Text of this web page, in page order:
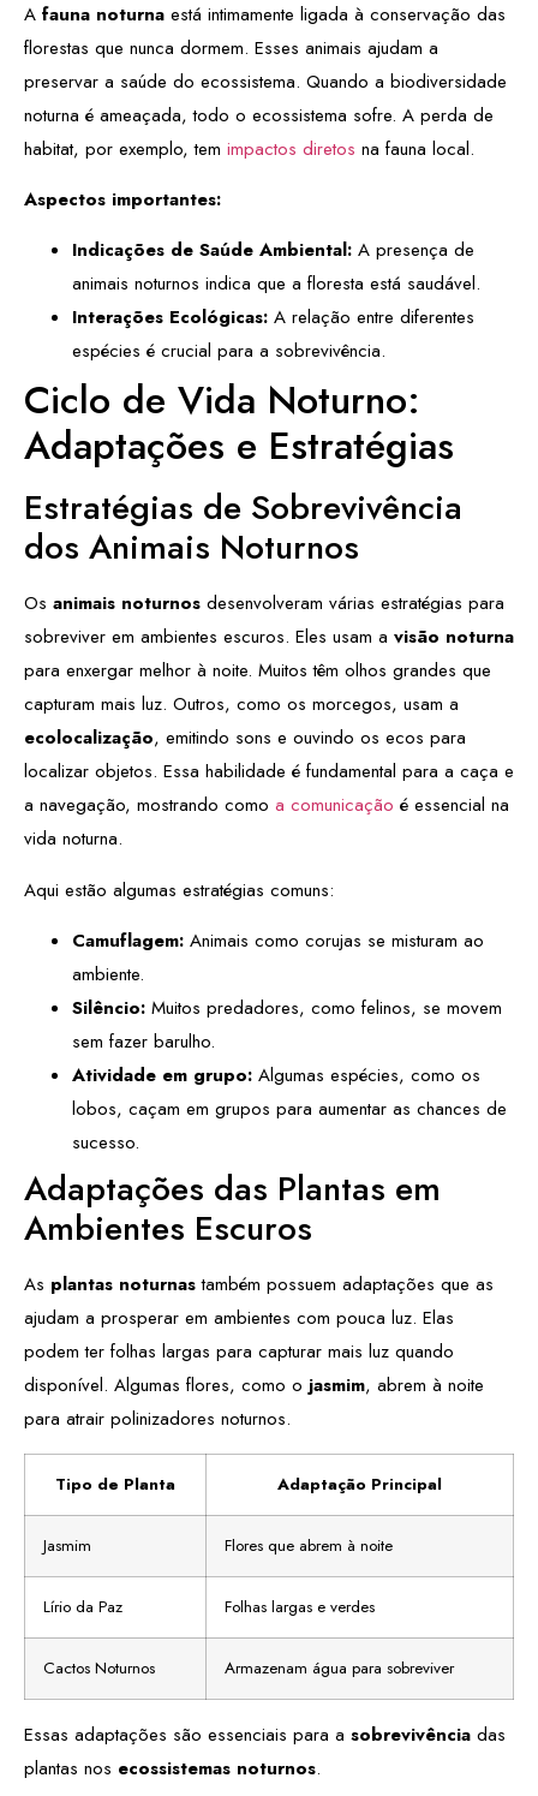
A fauna noturna está intimamente ligada à conservação das
florestas que nunca dormem. Esses animais ajudam a
preservar a saúde do ecossistema. Quando a biodiversidade
noturna é ameaçada, todo o ecossistema sofre. A perda de
habitat, por exemplo, tem impactos diretos na fauna local.
Aspectos importantes:
Indicações de Saúde Ambiental: A presença de
animais noturnos indica que a floresta está saudável.
Interações Ecológicas: A relação entre diferentes
espécies é crucial para a sobrevivência.
Ciclo de Vida Noturno:
Adaptações e Estratégias
Estratégias de Sobrevivência
dos Animais Noturnos
Os animais noturnos desenvolveram várias estratégias para
sobreviver em ambientes escuros. Eles usam a visão noturna
para enxergar melhor à noite. Muitos têm olhos grandes que
capturam mais luz. Outros, como os morcegos, usam a
ecolocalização, emitindo sons e ouvindo os ecos para
localizar objetos. Essa habilidade é fundamental para a caça e
a navegação, mostrando como a comunicação é essencial na
vida noturna.
Aqui estão algumas estratégias comuns:
Camuflagem: Animais como corujas se misturam ao
ambiente.
Silêncio: Muitos predadores, como felinos, se movem
sem fazer barulho.
Atividade em grupo: Algumas espécies, como os
lobos, caçam em grupos para aumentar as chances de
sucesso.
Adaptações das Plantas em
Ambientes Escuros
As plantas noturnastambém possuem adaptações que as
ajudam a prosperar em ambientes com pouca luz. Elas
podem ter folhas largas para capturar mais luz quando
disponível. Algumas flores, como ojasmim, abrem à noite
para atrair polinizadores noturnos.
Tipo de Planta Adaptação Principal
Jasmim Flores que abrem à noite
Lírio da Paz Folhas largas e verdes
Cactos Noturnos Armazenam água para sobreviver
Essas adaptações são essenciais para a sobrevivência das
plantas nos ecossistemas noturnos.